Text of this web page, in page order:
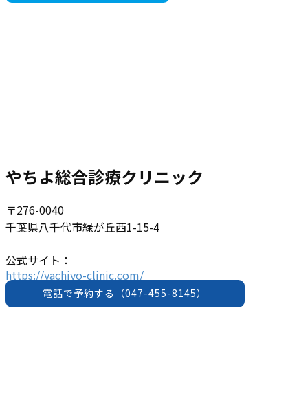
やちよ総合診療クリニック
〒276-0040
千葉県⼋千代市緑が丘⻄1-15-4
公式サイト：
https://yachiyo-clinic.com/
電話で予約する（047-455-8145）